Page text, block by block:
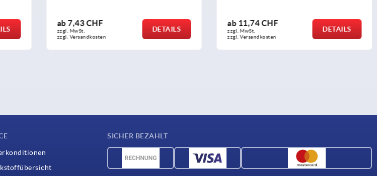
ab11,74 CHF
zzgl. MwSt.
zzgl. Versandkosten
DETAILS
ab2,73 CHF
zzgl. MwSt.
zzgl. Versandkosten
DETAILS
SICHER BEZAHLT